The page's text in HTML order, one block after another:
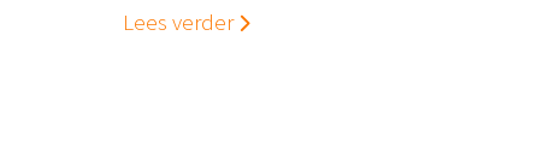
Lees verder